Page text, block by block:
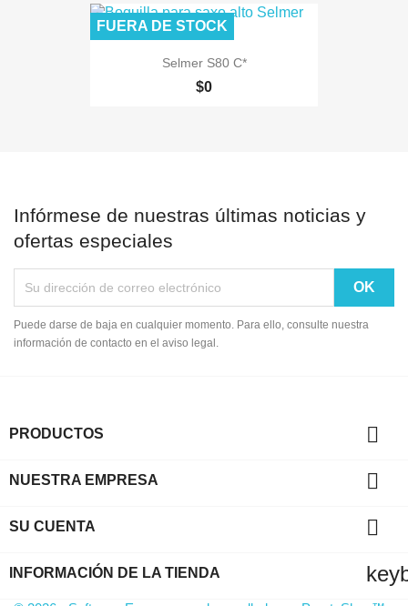
Selmer S80 C*
$0
FUERA DE STOCK
Infórmese de nuestras últimas noticias y
ofertas especiales
Puede darse de baja en cualquier momento. Para ello, consulte nuestra
información de contacto en el aviso legal.
PRODUCTOS 
NUESTRA EMPRESA 
SU CUENTA 
INFORMACIÓN DE LA TIENDA